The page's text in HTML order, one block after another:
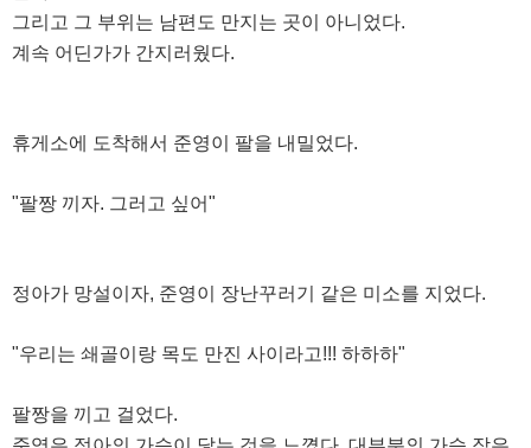
그리고 그 부위는 남편도 만지는 곳이 아니었다.
계속 어딘가가 간지러웠다.
휴게소에 도착해서 준영이 팔을 내밀었다.
"팔짱 끼자. 그러고 싶어"
정아가 망설이자, 준영이 장난꾸러기 같은 미소를 지었다.
"우리는 쇄골이랑 목도 만진 사이라고!!! 하하하"
팔짱을 끼고 걸었다.